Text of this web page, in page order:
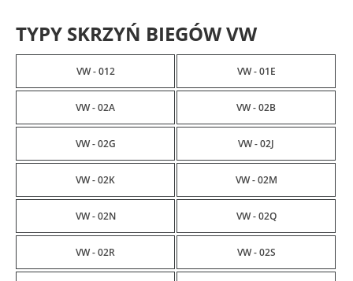
TYPY SKRZYŃ BIEGÓW VW
VW - 012 VW - 01E
VW - 02A VW - 02B
VW - 02G VW - 02J
VW - 02K VW - 02M
VW - 02N VW - 02Q
VW - 02R VW - 02S